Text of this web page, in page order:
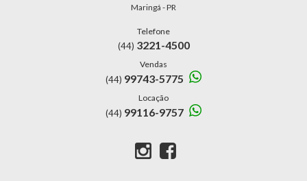
Maringá - PR
Telefone
(44) 3221-4500
Vendas
(44) 99743-5775
Locação
(44) 99116-9757